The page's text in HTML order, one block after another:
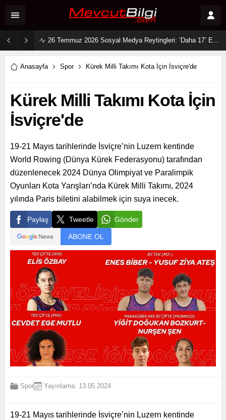
26 Temmuz 2026 Sosyal Medya Reytingleri: ‘Daha 17’ Ekranları ve Dijitali Nasıl Fethetti?
Anasayfa Spor Kürek Milli Takımı Kota İçin İsviçre'de
Kürek Milli Takımı Kota İçin
İsviçre'de
19-21 Mayıs tarihlerinde İsviçre’nin Luzern kentinde
World Rowing (Dünya Kürek Federasyonu) tarafından
düzenlenecek 2024 Dünya Olimpiyat ve Paralimpik
Oyunları Kota Yarışları’nda Kürek Milli Takımı, 2024
yılında Paris biletini alabilmek için suya inecek.
Paylaş Tweetle Gönder
ABONE OL
Spor Yayınlama: 13.05.2024
19-21 Mayıs tarihlerinde İsviçre’nin Luzern kentinde